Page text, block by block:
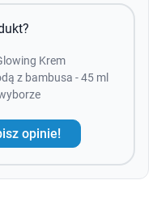
Krem
z bambusa - 45 ml
opinie!